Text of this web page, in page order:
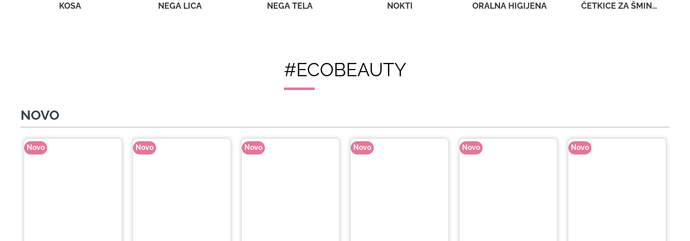
KOSA NEGA LICA NEGA TELA NOKTI ORALNA HIGIJENA ČETKICE ZA ŠMINKANJE
#ECOBEAUTY
NOVO
Novo Novo Novo Novo Novo Novo